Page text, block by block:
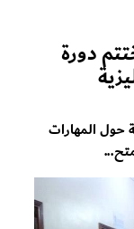
دورة
حول المهارات